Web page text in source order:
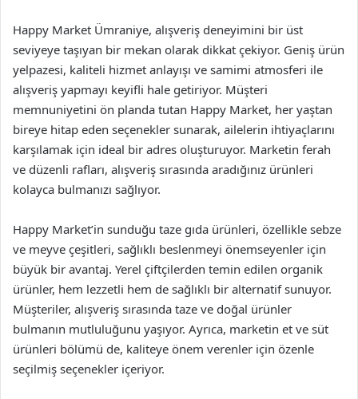
Happy Market Ümraniye, alışveriş deneyimini bir üst
seviyeye taşıyan bir mekan olarak dikkat çekiyor. Geniş ürün
yelpazesi, kaliteli hizmet anlayışı ve samimi atmosferi ile
alışveriş yapmayı keyifli hale getiriyor. Müşteri
memnuniyetini ön planda tutan Happy Market, her yaştan
bireye hitap eden seçenekler sunarak, ailelerin ihtiyaçlarını
karşılamak için ideal bir adres oluşturuyor. Marketin ferah
ve düzenli rafları, alışveriş sırasında aradığınız ürünleri
kolayca bulmanızı sağlıyor.
Happy Market’in sunduğu taze gıda ürünleri, özellikle sebze
ve meyve çeşitleri, sağlıklı beslenmeyi önemseyenler için
büyük bir avantaj. Yerel çiftçilerden temin edilen organik
ürünler, hem lezzetli hem de sağlıklı bir alternatif sunuyor.
Müşteriler, alışveriş sırasında taze ve doğal ürünler
bulmanın mutluluğunu yaşıyor. Ayrıca, marketin et ve süt
ürünleri bölümü de, kaliteye önem verenler için özenle
seçilmiş seçenekler içeriyor.